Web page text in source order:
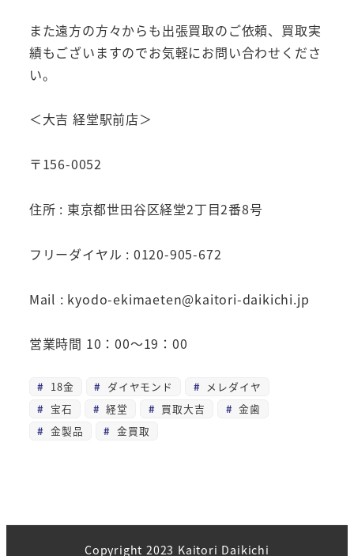
また遠方の方々からも出張買取のご依頼、買取実
績もございますのでお気軽にお問い合わせくださ
い。
＜大吉 経堂駅前店＞
〒156-0052
住所 : 東京都世田谷区経堂2丁目2番8号
フリーダイヤル : 0120-905-672
Mail : kyodo-ekimaeten@kaitori-daikichi.jp
営業時間 10：00～19：00
18金 ダイヤモンド
メレダイヤ
宝石
経堂 買取大吉
金歯
金製品
金買取
Copyright 2023 Kaitori Daikichi